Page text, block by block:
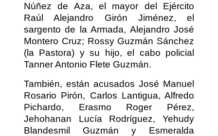
Núñez de Aza, el mayor del Ejército
Raúl Alejandro Girón Jiménez, el
sargento de la Armada, Alejandro José
Montero Cruz; Rossy Guzmán Sánchez
(la Pastora) y su hijo, el cabo policial
Tanner Antonio Flete Guzmán.
También, están acusados José Manuel
Rosario Pirón, Carlos Lantigua, Alfredo
Pichardo, Erasmo Roger Pérez,
Jehohanan Lucía Rodríguez, Yehudy
Blandesmil Guzmán y Esmeralda